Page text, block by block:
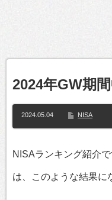
2024年GW期
2024.05.04 NISA
NISAランキング紹介で
は、このような結果に